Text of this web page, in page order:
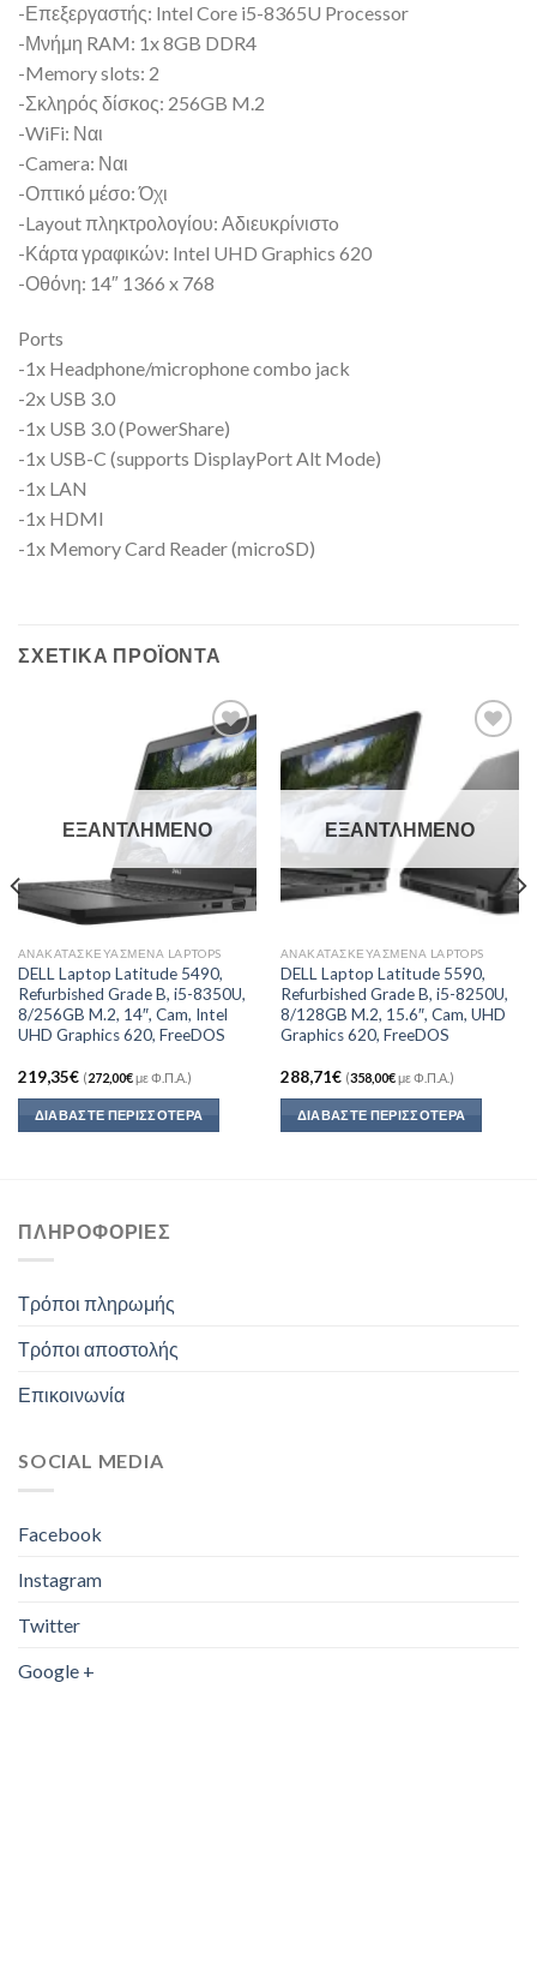
-Επεξεργαστής: Intel Core i5-8365U Processor
-Μνήμη RAM: 1x 8GB DDR4
-Memory slots: 2
-Σκληρός δίσκος: 256GB M.2
-WiFi: Ναι
-Camera: Ναι
-Οπτικό μέσο: Όχι
-Layout πληκτρολογίου: Αδιευκρίνιστo
-Κάρτα γραφικών: Intel UHD Graphics 620
-Οθόνη: 14″ 1366 x 768
Ports
-1x Headphone/microphone combo jack
-2x USB 3.0
-1x USB 3.0 (PowerShare)
-1x USB-C (supports DisplayPort Alt Mode)
-1x LAN
-1x HDMI
-1x Memory Card Reader (microSD)
ΣΧΕΤΙΚΆ ΠΡΟΪΌΝΤΑ
Add to
Wishlist
ΕΞΑΝΤΛΗΜΈΝΟ
ΑΝΑΚΑΤΑΣΚΕΥΑΣΜΈΝΑ LAPTOPS
DELL Laptop Latitude 5490,
Refurbished Grade B, i5-8350U,
8/256GB M.2, 14″, Cam, Intel
UHD Graphics 620, FreeDOS
219,35€ (272,00€με Φ.Π.Α.)
ΔΙΑΒΆΣΤΕ ΠΕΡΙΣΣΌΤΕΡΑ
ΕΞΑΝΤΛΗΜΈΝΟ
ΑΝΑΚΑΤΑΣΚΕΥΑΣΜΈΝΑ LAPTOPS
DELL Laptop Latitude 5590,
Refurbished Grade B, i5-8250U,
8/128GB M.2, 15.6″, Cam, UHD
Graphics 620, FreeDOS
288,71€ (358,00€με Φ.Π.Α.)
ΔΙΑΒΆΣΤΕ ΠΕΡΙΣΣΌΤΕΡΑ
ΠΛΗΡΟΦΟΡΊΕΣ
Τρόποι πληρωμής
Τρόποι αποστολής
Επικοινωνία
SOCIAL MEDIA
Facebook
Instagram
Twitter
Google +